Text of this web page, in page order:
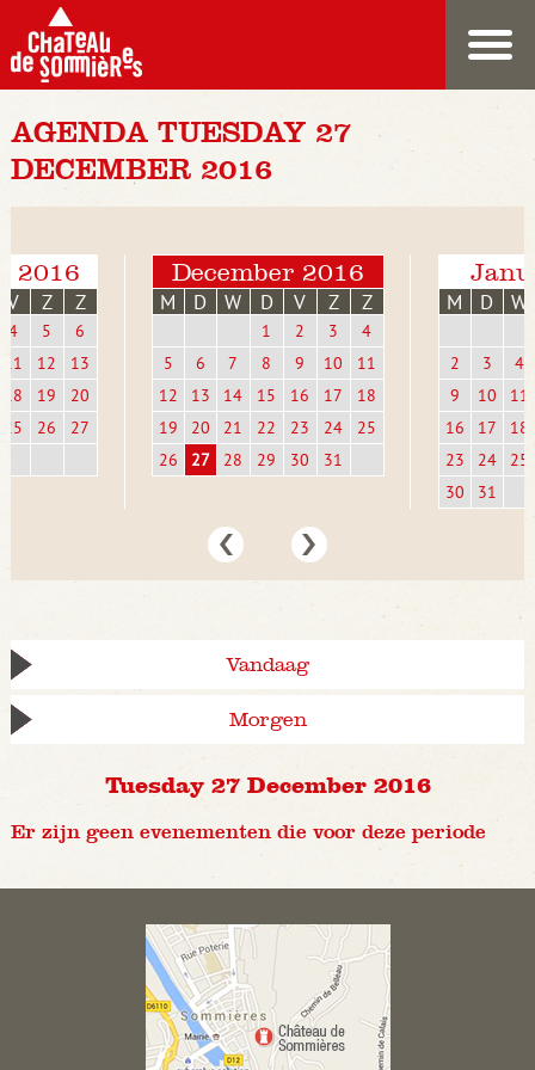
AGENDA TUESDAY 27
DECEMBER 2016
2016
V Z Z
4 5
6
11
12
13
18
19
20
25
26 27
December 2016
M D W D V Z Z
1 2 3
4
5
6 7 8 9 10
11
12
13 14 15 16 17
18
19
20 21 22 23 24
25
26
27 28 29 30 31
M D W
2 3
4
9
10
11
16
17
18
23
24
25
30
31
Vandaag
Morgen
Tuesday 27 December 2016
Er zijn geen evenementen die voor deze periode